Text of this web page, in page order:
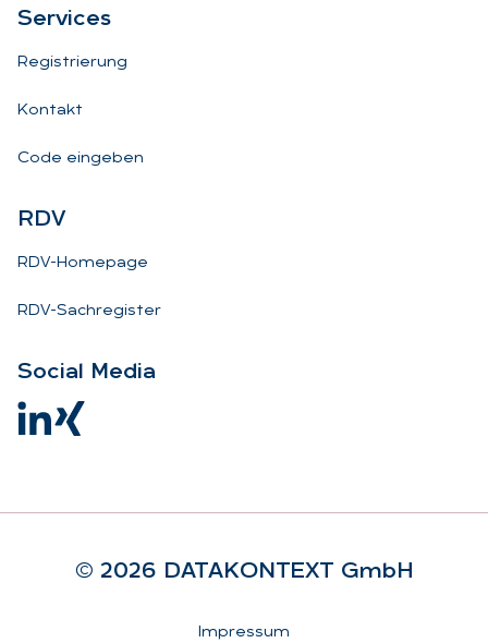
Ser­vices
Registrierung
Kontakt
Code eingeben
RDV
RDV-Homepage
RDV-Sachregister
So­ci­al Me­dia
© 2026 DA­TA­KON­TEXT GmbH
Impressum